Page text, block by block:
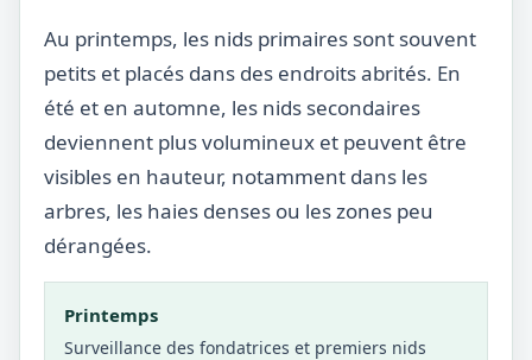
Au printemps, les nids primaires sont souvent
petits et placés dans des endroits abrités. En
été et en automne, les nids secondaires
deviennent plus volumineux et peuvent être
visibles en hauteur, notamment dans les
arbres, les haies denses ou les zones peu
dérangées.
Printemps
Surveillance des fondatrices et premiers nids